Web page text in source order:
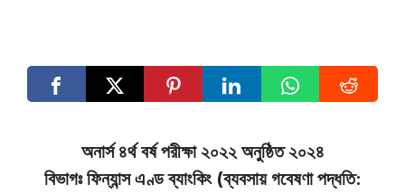
অনার্স ৪র্থ বর্ষ পরীক্ষা ২০২২ অনুষ্ঠিত ২০২৪
বিভাগঃ ফিন্যান্স এণ্ড ব্যাংকিং (ব্যবসায় গবেষণা পদ্ধতি: